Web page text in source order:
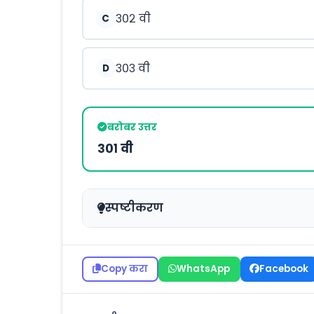
C ३०२ वी
D ३०३ वी
बरोबर उत्तर
३०१ वी
स्पष्टीकरण
Copy करा WhatsApp Facebook